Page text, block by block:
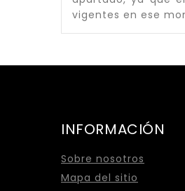
vigentes en ese
INFORMACIÓN
Sobre nosotros
Mapa del sitio